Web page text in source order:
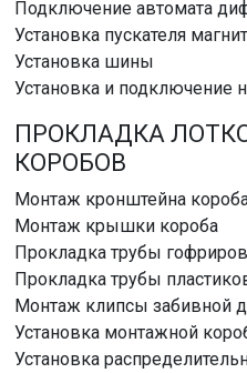
Подключение автомата
Установка пускателя
Установка шины
Установка и подключение
ПРОКЛАДКА
КОРОБОВ
Монтаж кронштейна
Монтаж крышки короба
Прокладка трубы
Прокладка трубы
Монтаж клипсы забивной
Установка монтажной
Установка